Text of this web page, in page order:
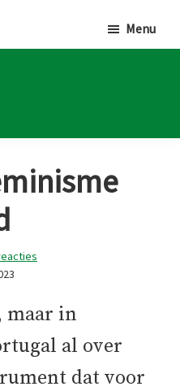
Menu
maar in
al over
dat voor